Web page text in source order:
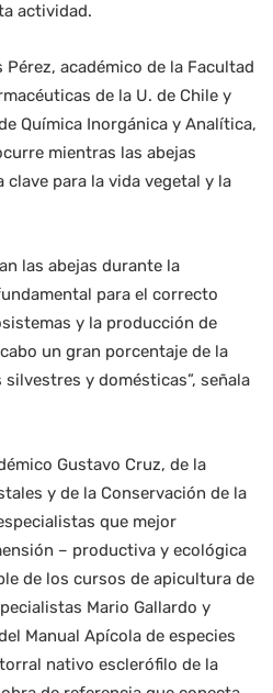
actividad.
académico de la Facultad
de la U. de Chile y
Química Inorgánica y Analítica,
mientras las abejas
para la vida vegetal y la
las abejas durante la
para el correcto
y la producción de
un gran porcentaje de la
y domésticas”, señala
Gustavo Cruz, de la
y de la Conservación de la
que mejor
– productiva y ecológica
de los cursos de apicultura de
Mario Gallardo y
Manual Apícola de especies
nativo esclerófilo de la